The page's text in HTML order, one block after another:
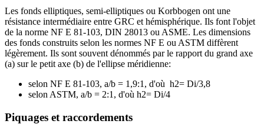
Les fonds elliptiques, semi-elliptiques ou Korbbogen ont une
résistance intermédiaire entre GRC et hémisphérique. Ils font l'objet
de la norme NF E 81-103, DIN 28013 ou ASME. Les dimensions
des fonds construits selon les normes NF E ou ASTM diffèrent
légèrement. Ils sont souvent dénommés par le rapport du grand axe
(a) sur le petit axe (b) de l'ellipse méridienne:
selon NF E 81-103, a/b = 1,9:1, d'où h2= Di/3,8
selon ASTM, a/b = 2:1, d'où h2= Di/4
Piquages et raccordements